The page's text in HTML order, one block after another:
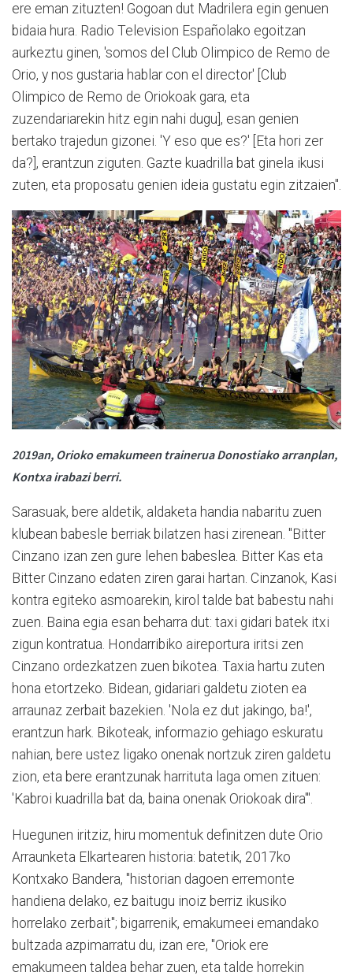
ere eman zituzten! Gogoan dut Madrilera egin genuen
bidaia hura. Radio Television Españolako egoitzan
aurkeztu ginen, 'somos del Club Olimpico de Remo de
Orio, y nos gustaria hablar con el director' [Club
Olimpico de Remo de Oriokoak gara, eta
zuzendariarekin hitz egin nahi dugu], esan genien
bertako trajedun gizonei. 'Y eso que es?' [Eta hori zer
da?], erantzun ziguten. Gazte kuadrilla bat ginela ikusi
zuten, eta proposatu genien ideia gustatu egin zitzaien".
2019an, Orioko emakumeen trainerua Donostiako arranplan,
Kontxa irabazi berri.
Sarasuak, bere aldetik, aldaketa handia nabaritu zuen
klubean babesle berriak bilatzen hasi zirenean. "Bitter
Cinzano izan zen gure lehen babeslea. Bitter Kas eta
Bitter Cinzano edaten ziren garai hartan. Cinzanok, Kasi
kontra egiteko asmoarekin, kirol talde bat babestu nahi
zuen. Baina egia esan beharra dut: taxi gidari batek itxi
zigun kontratua. Hondarribiko aireportura iritsi zen
Cinzano ordezkatzen zuen bikotea. Taxia hartu zuten
hona etortzeko. Bidean, gidariari galdetu zioten ea
arraunaz zerbait bazekien. 'Nola ez dut jakingo, ba!',
erantzun hark. Bikoteak, informazio gehiago eskuratu
nahian, bere ustez ligako onenak nortzuk ziren galdetu
zion, eta bere erantzunak harrituta laga omen zituen:
'Kabroi kuadrilla bat da, baina onenak Oriokoak dira'".
Huegunen iritziz, hiru momentuk definitzen dute Orio
Arraunketa Elkartearen historia: batetik, 2017ko
Kontxako Bandera, "historian dagoen erremonte
handiena delako, ez baitugu inoiz berriz ikusiko
horrelako zerbait"; bigarrenik, emakumeei emandako
bultzada azpimarratu du, izan ere, "Oriok ere
emakumeen taldea behar zuen, eta talde horrekin